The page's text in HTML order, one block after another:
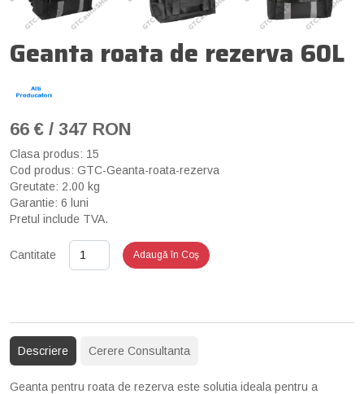
Geanta roata de rezerva 60L
66 € / 347 RON
Clasa produs: 15
Cod produs: GTC-Geanta-roata-rezerva
Greutate: 2.00 kg
Garantie: 6 luni
Pretul include TVA.
Cantitate Adaugă în Coş
Descriere Cerere Consultanta
Geanta pentru roata de rezerva este solutia ideala pentru a